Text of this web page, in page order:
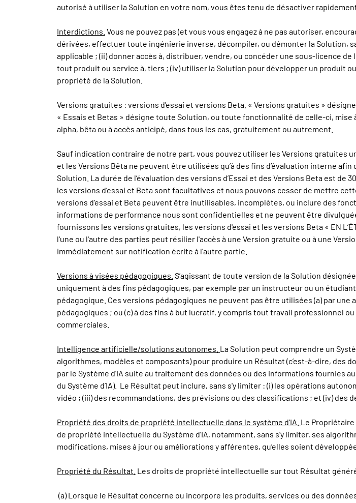
autorisé à utiliser la Solution en votre nom, vous êtes tenu de désactiver
Interdictions. Vous ne pouvez pas (et vous vous engagez à ne pas autoriser,
dérivées, effectuer toute ingénierie inverse, décompiler, ou démonter la Solution,
applicable ; (ii) donner accès à, distribuer, vendre, ou concéder une sous-licence
tout produit ou service à, tiers ; (iv) utiliser la Solution pour développer un produit
propriété de la Solution.
Versions gratuites : versions d'essai et versions Beta. « Versions gratuites »
« Essais et Betas » désigne toute Solution, ou toute fonctionnalité de celle-ci,
alpha, bêta ou à accès anticipé, dans tous les cas, gratuitement ou autrement.
Sauf indication contraire de notre part, vous pouvez utiliser les Versions gratuites
et les Versions Bêta ne peuvent être utilisées qu’à des fins d’évaluation interne
Solution. La durée de l’évaluation des versions d’Essai et des Versions Beta est
les versions d’essai et Beta sont facultatives et nous pouvons cesser de mettre
versions d’essai et Beta peuvent être inutilisables, incomplètes, ou inclure des
informations de performance nous sont confidentielles et ne peuvent être
fournissons les versions gratuites, les versions d'essai et les versions Beta « EN
l'une ou l'autre des parties peut résilier l'accès à une Version gratuite ou à une
immédiatement sur notification écrite à l'autre partie.
Versions à visées pédagogiques. S’agissant de toute version de la Solution
uniquement à des fins pédagogiques, par exemple par un instructeur ou un
pédagogique. Ces versions pédagogiques ne peuvent pas être utilisées (a) par
pédagogiques ; ou (c) à des fins à but lucratif, y compris tout travail professionnel
commerciales.
Intelligence artificielle/solutions autonomes. La Solution peut comprendre un
algorithmes, modèles et composants) pour produire un Résultat (c’est-à-dire, des
par le Système d’IA suite au traitement des données ou des informations fournies
du Système d’IA). Le Résultat peut inclure, sans s'y limiter : (i) les opérations
vidéo ; (iii) des recommandations, des prévisions ou des classifications ; et (iv) des
Propriété des droits de propriété intellectuelle dans le système d’IA. Le
de propriété intellectuelle du Système d’IA, notamment, sans s’y limiter, ses
modifications, mises à jour ou améliorations y afférentes, qu’elles soient
Propriété du Résultat. Les droits de propriété intellectuelle sur tout Résultat
(a) Lorsque le Résultat concerne ou incorpore les produits, services ou des